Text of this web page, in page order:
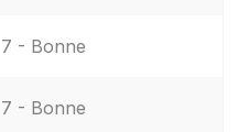
7 - Bonne
7 - Bonne